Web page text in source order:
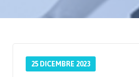
25 DICEMBRE 2023